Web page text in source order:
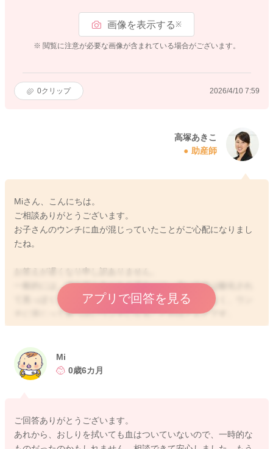
画像を表示する※
※ 閲覧に注意が必要な画像が含まれている場合がございます。
0クリップ 2026/4/10 7:59
高塚あきこ
助産師
Miさん、こんにちは。
ご相談ありがとうございます。
お子さんのウンチに血が混じっていたことがご心配になりまし
たね。
お答えが遅くなり申し訳ありません。
一般的には、消化管出血がある場合には、赤い出血は酸化され
て黒っぽくなります。ですので、出血は赤い色ではなく、ウン
チに混じって黒っぽいウンチになることがほとんどです。
お写真を拝見しますと、赤い血が混じっているようですね。こ
ある場合がほとんどで、肛門のトラブルが疑われます。お写真
を拝見する限りですと、少し緩めのウンチのようにお見受けし
かかれば、肛門が自然に切れてしまうのと同じような状態で
す。ですが、一度肛門が切れてしまったとしても、すぐに自然
アプリで回答を見る
Mi
0歳6カ月
ご回答ありがとうございます。
あれから、おしりを拭いても血はついていないので、一時的な